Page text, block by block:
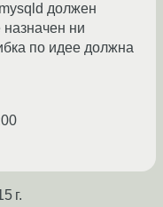
должен
назначен ни
по идее должна
г.